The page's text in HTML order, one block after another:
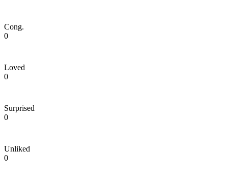
Cong.
0
Loved
0
Surprised
0
Unliked
0